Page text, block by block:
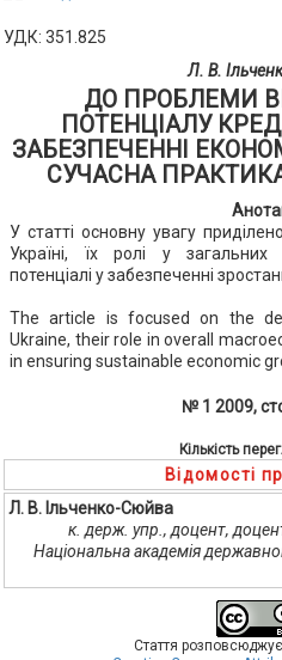
УДК: 351.825
Л. В.
ДО ПРОБЛЕМИ
ПОТЕНЦІАЛУ
ЗАБЕЗПЕЧЕННІ
СУЧАСНА ПРАКТИКА
У статті основну увагу
Україні, їх ролі у загальних
потенціалі у забезпеченні
The article is focused on the
Ukraine, their role in overall
in ensuring sustainable economic
№ 1 2009,
Кількість
Відомості
Л. В. Ільченко-Сюйва
к. держ. упр., доцент,
Національна академія
Стаття